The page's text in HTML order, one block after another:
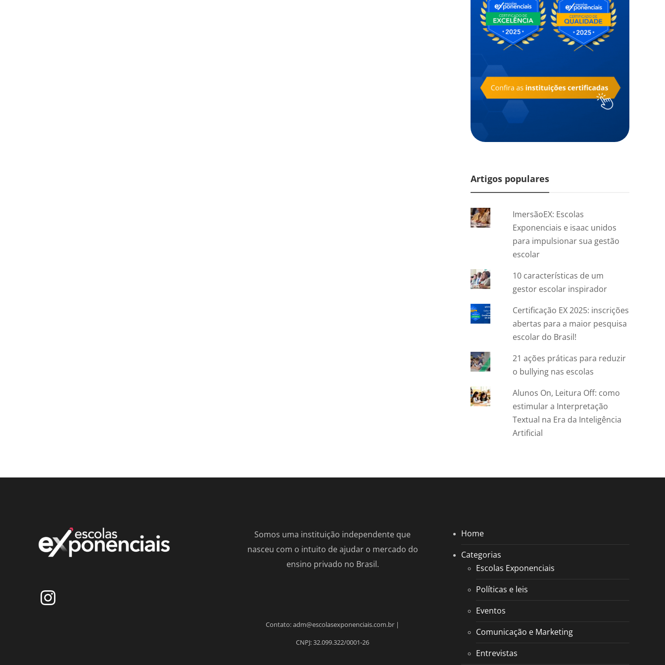
Artigos populares
ImersãoEX: Escolas
Exponenciais e isaac unidos
para impulsionar sua gestão
escolar
10 características de um
gestor escolar inspirador
Certificação EX 2025: inscrições
abertas para a maior pesquisa
escolar do Brasil!
21 ações práticas para reduzir
o bullying nas escolas
Alunos On, Leitura Off: como
estimular a Interpretação
Textual na Era da Inteligência
Artificial
Somos uma instituição independente que
nasceu com o intuito de ajudar o mercado do
ensino privado no Brasil.
Contato: adm@escolasexponenciais.com.br |
CNPJ: 32.099.322/0001-26
Home
Categorias
Escolas Exponenciais
Políticas e leis
Eventos
Comunicação e Marketing
Entrevistas